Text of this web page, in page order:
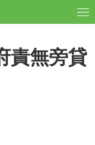
責無旁貸